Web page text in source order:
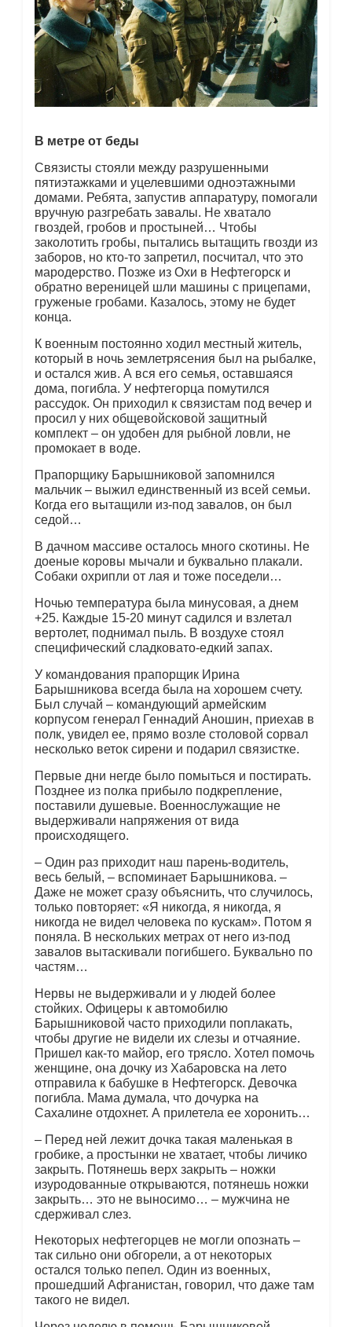
В метре от беды
Связисты стояли между разрушенными
пятиэтажками и уцелевшими одноэтажными
домами. Ребята, запустив аппаратуру, помогали
вручную разгребать завалы. Не хватало
гвоздей, гробов и простыней… Чтобы
заколотить гробы, пытались вытащить гвозди из
заборов, но кто-то запретил, посчитал, что это
мародерство. Позже из Охи в Нефтегорск и
обратно вереницей шли машины с прицепами,
груженые гробами. Казалось, этому не будет
конца.
К военным постоянно ходил местный житель,
который в ночь землетрясения был на рыбалке,
и остался жив. А вся его семья, оставшаяся
дома, погибла. У нефтегорца помутился
рассудок. Он приходил к связистам под вечер и
просил у них общевойсковой защитный
комплект – он удобен для рыбной ловли, не
промокает в воде.
Прапорщику Барышниковой запомнился
мальчик – выжил единственный из всей семьи.
Когда его вытащили из-под завалов, он был
седой…
В дачном массиве осталось много скотины. Не
доеные коровы мычали и буквально плакали.
Собаки охрипли от лая и тоже поседели…
Ночью температура была минусовая, а днем
+25. Каждые 15-20 минут садился и взлетал
вертолет, поднимал пыль. В воздухе стоял
специфический сладковато-едкий запах.
У командования прапорщик Ирина
Барышникова всегда была на хорошем счету.
Был случай – командующий армейским
корпусом генерал Геннадий Аношин, приехав в
полк, увидел ее, прямо возле столовой сорвал
несколько веток сирени и подарил связистке.
Первые дни негде было помыться и постирать.
Позднее из полка прибыло подкрепление,
поставили душевые. Военнослужащие не
выдерживали напряжения от вида
происходящего.
– Один раз приходит наш парень-водитель,
весь белый, – вспоминает Барышникова. –
Даже не может сразу объяснить, что случилось,
только повторяет: «Я никогда, я никогда, я
никогда не видел человека по кускам». Потом я
поняла. В нескольких метрах от него из-под
завалов вытаскивали погибшего. Буквально по
частям…
Нервы не выдерживали и у людей более
стойких. Офицеры к автомобилю
Барышниковой часто приходили поплакать,
чтобы другие не видели их слезы и отчаяние.
Пришел как-то майор, его трясло. Хотел помочь
женщине, она дочку из Хабаровска на лето
отправила к бабушке в Нефтегорск. Девочка
погибла. Мама думала, что дочурка на
Сахалине отдохнет. А прилетела ее хоронить…
– Перед ней лежит дочка такая маленькая в
гробике, а простынки не хватает, чтобы личико
закрыть. Потянешь верх закрыть – ножки
изуродованные открываются, потянешь ножки
закрыть… это не выносимо… – мужчина не
сдерживал слез.
Некоторых нефтегорцев не могли опознать –
так сильно они обгорели, а от некоторых
остался только пепел. Один из военных,
прошедший Афганистан, говорил, что даже там
такого не видел.